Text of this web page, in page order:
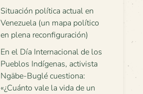
Situación política actual en
Venezuela (un mapa político
en plena reconfiguración)
En el Día Internacional de los
Pueblos Indígenas, activista
Ngäbe-Buglé cuestiona:
«¿Cuánto vale la vida de un